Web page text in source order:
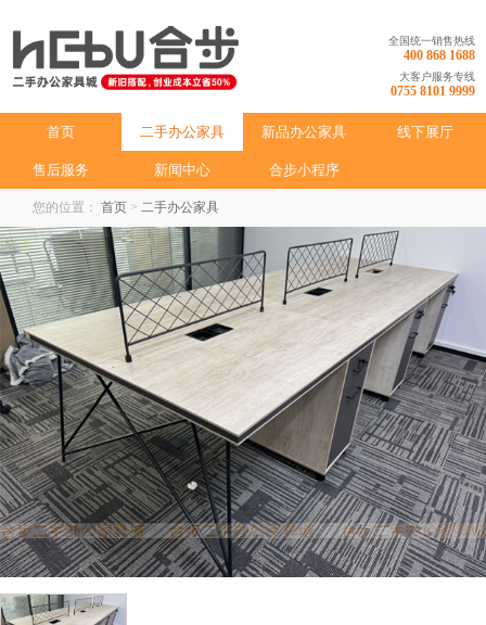
全国统一销售热线
400 868 1688
大客户服务专线
0755 8101 9999
首页 二手办公家具 新品办公家具 线下展厅
售后服务 新闻中心 合步小程序
您的位置： 首页 > 二手办公家具